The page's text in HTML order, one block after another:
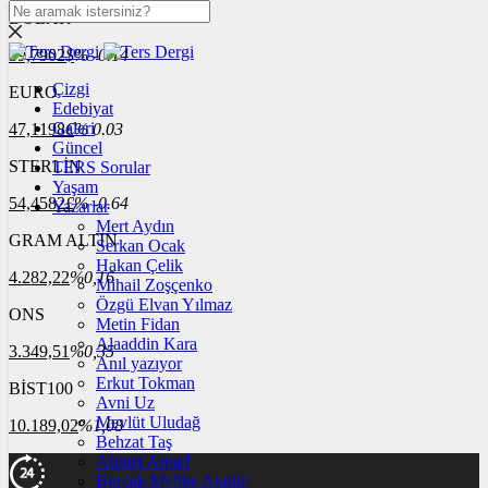
DOLAR
39,7902$% -0.14
EURO
47,1198€% 0.03
STERLİN
54,4582£% -0.64
GRAM ALTIN
4.282,22%0,16
ONS
3.349,51 %0,35
BİST100
10.189,02%1,08
Çizgi
Edebiyat
Galeri
Güncel
TERS Sorular
Yaşam
Yazarlar
Mert Aydın
Serkan Ocak
Hakan Çelik
Mihail Zoşçenko
Özgü Elvan Yılmaz
Metin Fidan
Alaaddin Kara
Anıl yazıyor
Erkut Tokman
Avni Uz
Mevlüt Uludağ
Behzat Taş
Ahmet Arpad
Burçak Melike Akgün